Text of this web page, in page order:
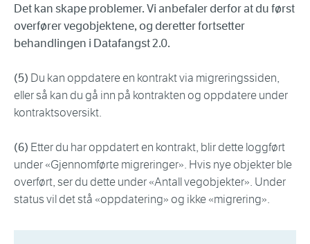
Det kan skape problemer. Vi anbefaler derfor at du først
overfører vegobjektene, og deretter fortsetter
behandlingen i Datafangst 2.0.
(5) Du kan oppdatere en kontrakt via migreringssiden,
eller så kan du gå inn på kontrakten og oppdatere under
kontraktsoversikt.
(6) Etter du har oppdatert en kontrakt, blir dette loggført
under «Gjennomførte migreringer». Hvis nye objekter ble
overført, ser du dette under «Antall vegobjekter». Under
status vil det stå «oppdatering» og ikke «migrering».